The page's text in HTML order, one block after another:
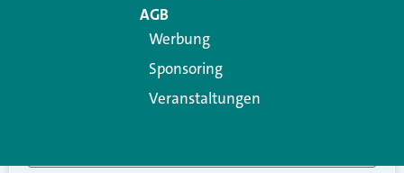
AGB
Werbung
Sponsoring
Veranstaltungen